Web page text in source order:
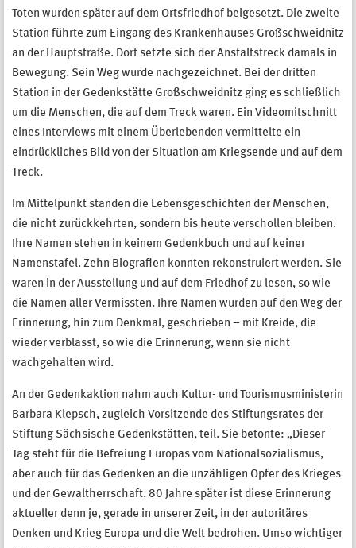
Toten wurden später auf dem Ortsfriedhof beigesetzt. Die zweite
Station führte zum Eingang des Krankenhauses Großschweidnitz
an der Hauptstraße. Dort setzte sich der Anstaltstreck damals in
Bewegung. Sein Weg wurde nachgezeichnet. Bei der dritten
Station in der Gedenkstätte Großschweidnitz ging es schließlich
um die Menschen, die auf dem Treck waren. Ein Videomitschnitt
eines Interviews mit einem Überlebenden vermittelte ein
eindrückliches Bild von der Situation am Kriegsende und auf dem
Treck.
Im Mittelpunkt standen die Lebensgeschichten der Menschen,
die nicht zurückkehrten, sondern bis heute verschollen bleiben.
Ihre Namen stehen in keinem Gedenkbuch und auf keiner
Namenstafel. Zehn Biografien konnten rekonstruiert werden. Sie
waren in der Ausstellung und auf dem Friedhof zu lesen, so wie
die Namen aller Vermissten. Ihre Namen wurden auf den Weg der
Erinnerung, hin zum Denkmal, geschrieben – mit Kreide, die
wieder verblasst, so wie die Erinnerung, wenn sie nicht
wachgehalten wird.
An der Gedenkaktion nahm auch Kultur- und Tourismusministerin
Barbara Klepsch, zugleich Vorsitzende des Stiftungsrates der
Stiftung Sächsische Gedenkstätten, teil. Sie betonte: „Dieser
Tag steht für die Befreiung Europas vom Nationalsozialismus,
aber auch für das Gedenken an die unzähligen Opfer des Krieges
und der Gewaltherrschaft. 80 Jahre später ist diese Erinnerung
aktueller denn je, gerade in unserer Zeit, in der autoritäres
Denken und Krieg Europa und die Welt bedrohen. Umso wichtiger